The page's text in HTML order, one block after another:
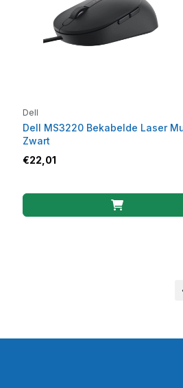
Dell
Dell MS3220 Bekabelde Laser
Zwart
€22,01